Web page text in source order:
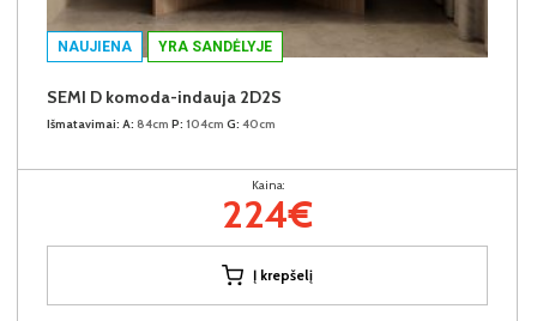
NAUJIENA YRA SANDĖLYJE
SEMI D komoda-indauja 2D2S
Išmatavimai: A: 84cm P: 104cm G: 40cm
Kaina:
224€
Į krepšelį